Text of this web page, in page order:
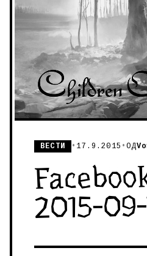
ВЕСТИ • 17.9.2015 •ОД
2015-